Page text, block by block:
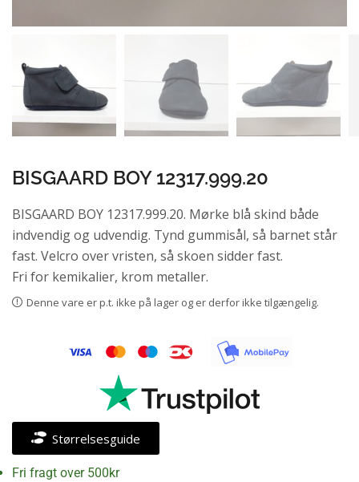
BISGAARD BOY 12317.999.20
BISGAARD BOY 12317.999.20. Mørke blå skind både
indvendig og udvendig. Tynd gummisål, så barnet står
fast. Velcro over vristen, så skoen sidder fast.
Fri for kemikalier, krom metaller.
Denne vare er p.t. ikke på lager og er derfor ikke tilgængelig.
Størrelsesguide
Fri fragt over 500kr